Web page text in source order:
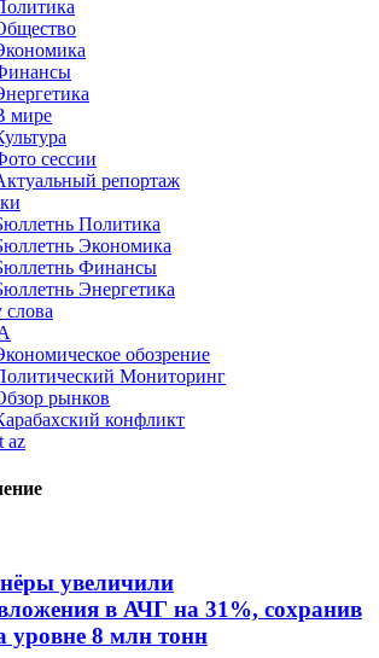
мире
сессии
репортаж
Политика
Экономика
Финансы
Энергетика
обозрение
Мониторинг
рынков
конфликт
az
увеличили
в АЧГ на 31%, сохранив
уровне 8 млн тонн